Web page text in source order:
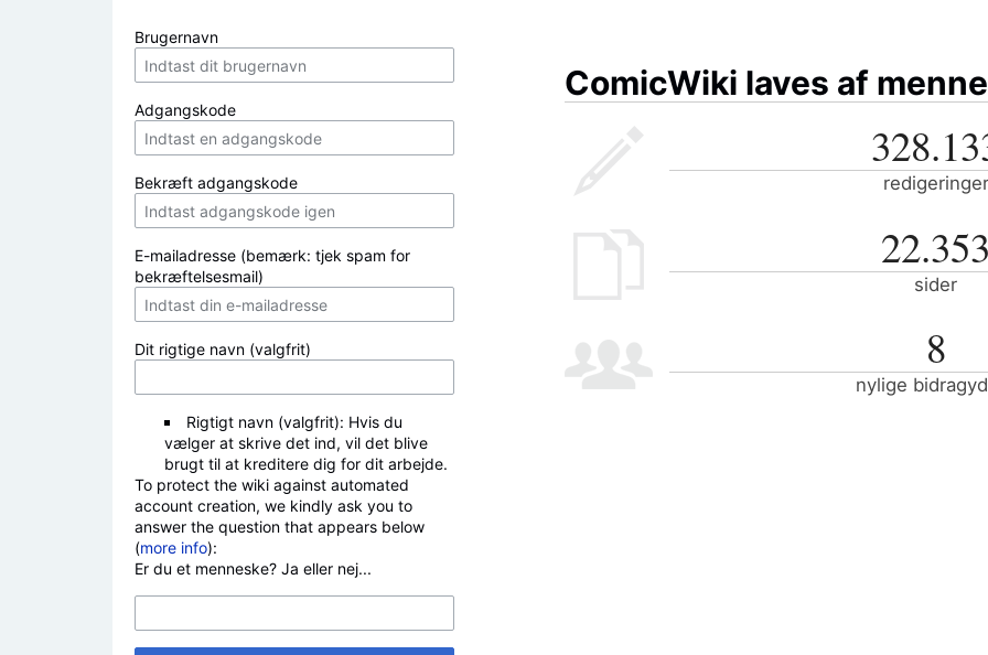
Brugernavn
Adgangskode
Bekræft adgangskode
E-mailadresse (bemærk: tjek spam for
bekræftelsesmail)
Dit rigtige navn (valgfrit)
Rigtigt navn (valgfrit): Hvis du
vælger at skrive det ind, vil det blive
brugt til at kreditere dig for dit arbejde.
To protect the wiki against automated
account creation, we kindly ask you to
answer the question that appears below
(more info):
Er du et menneske? Ja eller nej...
ComicWiki laves af
redigeringer
22.353
sider
8
nylige